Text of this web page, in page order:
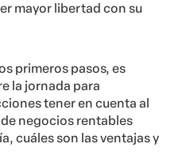
mayor libertad con su
primeros pasos, es
la jornada para
tener en cuenta al
negocios rentables
cuáles son las ventajas y